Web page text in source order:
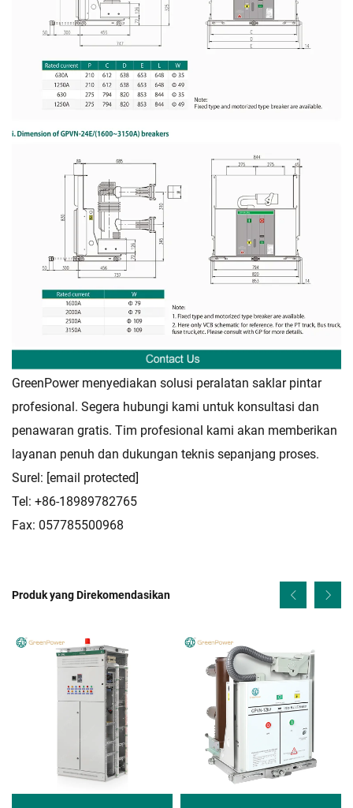
GreenPower menyediakan solusi peralatan saklar pintar
profesional. Segera hubungi kami untuk konsultasi dan
penawaran gratis. Tim profesional kami akan memberikan
layanan penuh dan dukungan teknis sepanjang proses.
Surel: [email protected]
Tel: +86-18989782765
Fax: 057785500968
Produk yang Direkomendasikan